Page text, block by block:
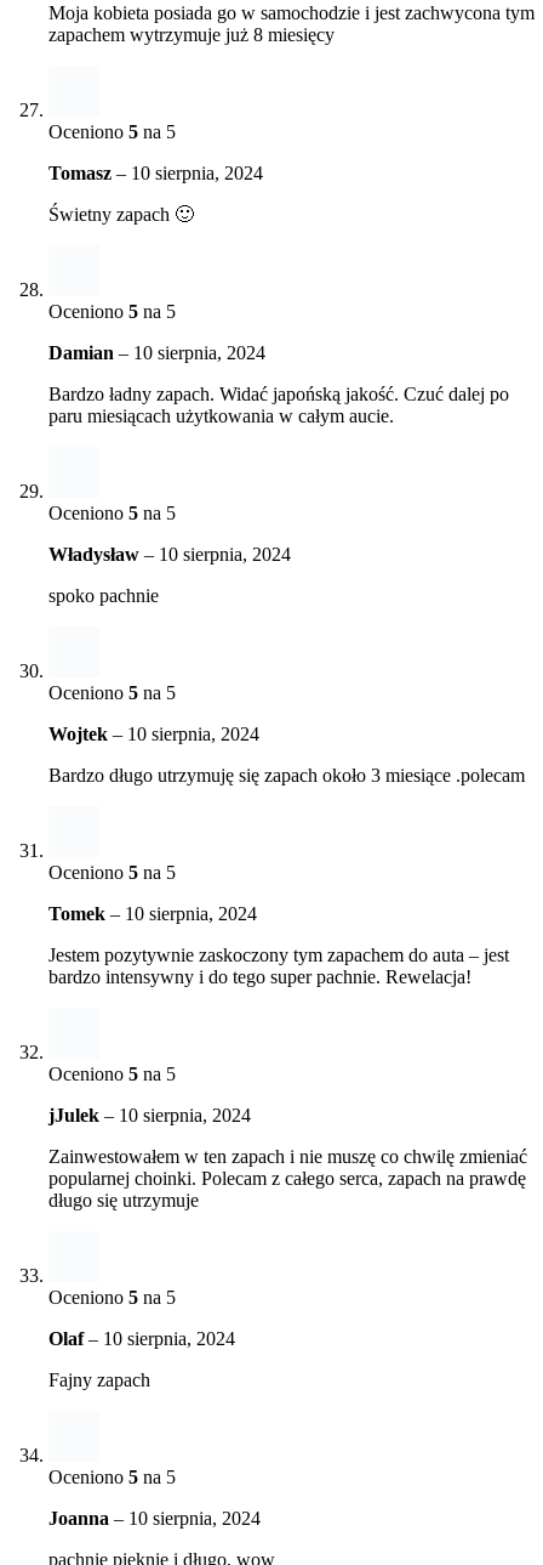
Moja kobieta posiada go w samochodzie i jest zachwycona tym
zapachem wytrzymuje już 8 miesięcy
Oceniono 5 na 5
Tomasz – 10 sierpnia, 2024
Świetny zapach 🙂
Oceniono 5 na 5
Damian – 10 sierpnia, 2024
Bardzo ładny zapach. Widać japońską jakość. Czuć dalej po
paru miesiącach użytkowania w całym aucie.
Oceniono 5 na 5
Władysław – 10 sierpnia, 2024
spoko pachnie
Oceniono 5 na 5
Wojtek – 10 sierpnia, 2024
Bardzo długo utrzymuję się zapach około 3 miesiące .polecam
Oceniono 5 na 5
Tomek – 10 sierpnia, 2024
Jestem pozytywnie zaskoczony tym zapachem do auta – jest
bardzo intensywny i do tego super pachnie. Rewelacja!
Oceniono 5 na 5
jJulek – 10 sierpnia, 2024
Zainwestowałem w ten zapach i nie muszę co chwilę zmieniać
popularnej choinki. Polecam z całego serca, zapach na prawdę
długo się utrzymuje
Oceniono 5 na 5
Olaf– 10 sierpnia, 2024
Fajny zapach
Oceniono 5 na 5
Joanna – 10 sierpnia, 2024
pachnie pięknie i długo, wow